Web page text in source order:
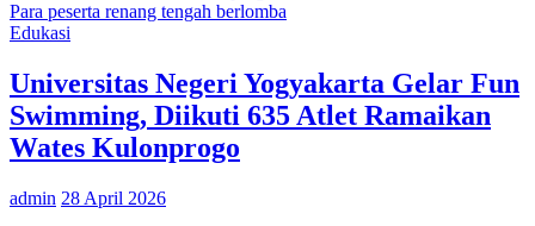
Para peserta renang tengah berlomba
Edukasi
Universitas Negeri Yogyakarta Gelar Fun
Swimming, Diikuti 635 Atlet Ramaikan
Wates Kulonprogo
admin 28 April 2026